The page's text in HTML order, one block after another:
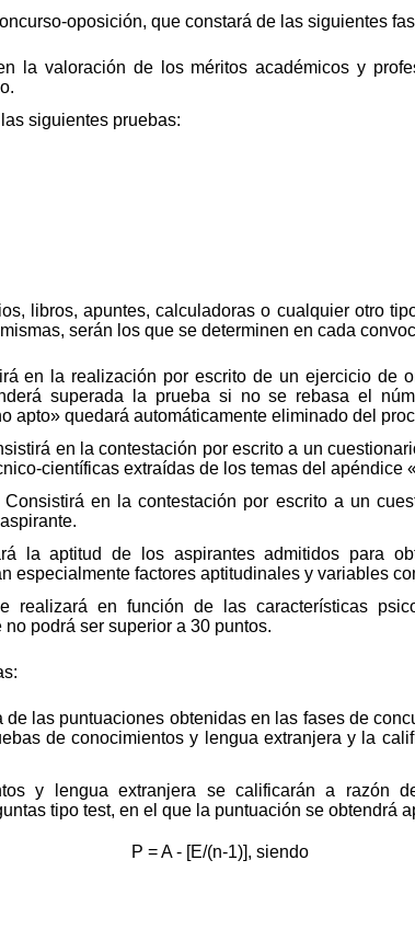
oposición, que constará de las siguientes
la valoración de los méritos académicos y
siguientes pruebas:
libros, apuntes, calculadoras o cualquier otro
serán los que se determinen en cada
en la realización por escrito de un ejercicio de
superada la prueba si no se rebasa el
apto» quedará automáticamente eliminado del
en la contestación por escrito a un
científicas extraídas de los temas del apéndice
en la contestación por escrito a un
la aptitud de los aspirantes admitidos para
especialmente factores aptitudinales y variables
realizará en función de las características
podrá ser superior a 30 puntos.
las puntuaciones obtenidas en las fases de
de conocimientos y lengua extranjera y la
y lengua extranjera se calificarán a razón
tipo test, en el que la puntuación se obtendrá
P = A - [E/(n-1)], siendo